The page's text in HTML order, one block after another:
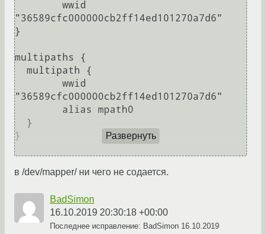
"36589cfc000000cb2ff14ed101270a7d6"
}
multipaths {
"36589cfc000000cb2ff14ed101270a7d6"
}
Развернуть
в /dev/mapper/ ни чего не cодается.
BadSimon
16.10.2019 20:30:18 +00:00
Последнее исправление: BadSimon 16.10.2019